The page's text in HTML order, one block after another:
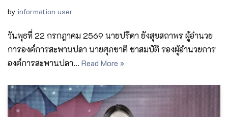
by information user
วันพุธที่ 22 กรกฎาคม 2569 นายปรีดา ยังสุขสถาพร ผู้อำนวย
การองค์การสะพานปลา นายศุภชาติ ชาสมบัติ รองผู้อำนวยการ
องค์การสะพานปลา… Read More »